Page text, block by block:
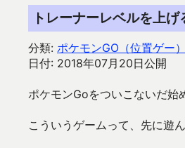
トレーナーレベルを上
分類: ポケモンGO（位置ゲー）
日付: 2018年07月20日公開
ポケモンGoをついこないだ始
こういうゲームって、先に遊